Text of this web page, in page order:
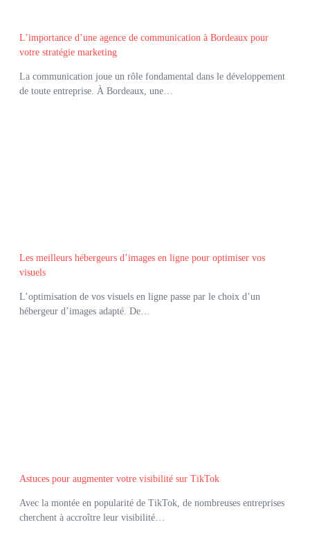
L’importance d’une agence de communication à Bordeaux pour
votre stratégie marketing
La communication joue un rôle fondamental dans le développement
de toute entreprise. À Bordeaux, une…
Les meilleurs hébergeurs d’images en ligne pour optimiser vos
visuels
L’optimisation de vos visuels en ligne passe par le choix d’un
hébergeur d’images adapté. De…
Astuces pour augmenter votre visibilité sur TikTok
Avec la montée en popularité de TikTok, de nombreuses entreprises
cherchent à accroître leur visibilité…